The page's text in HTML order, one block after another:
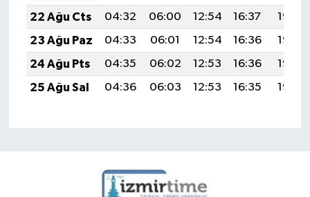
22 Ağu Cts
04:32 06:00 12:54 16:37
19:38
23 Ağu Paz
04:33 06:01 12:54 16:36
19:36
24 Ağu Pts
04:35 06:02 12:53 16:36
19:35
25 Ağu Sal
04:36 06:03 12:53 16:35 19:33